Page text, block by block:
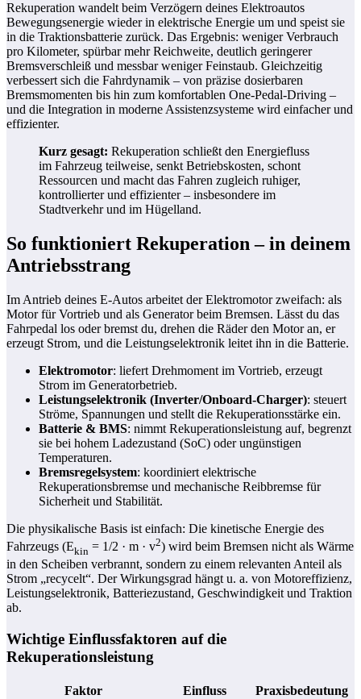
Rekuperation wandelt beim Verzögern deines Elektroautos
Bewegungsenergie wieder in elektrische Energie um und speist sie
in die Traktionsbatterie zurück. Das Ergebnis: weniger Verbrauch
pro Kilometer, spürbar mehr Reichweite, deutlich geringerer
Bremsverschleiß und messbar weniger Feinstaub. Gleichzeitig
verbessert sich die Fahrdynamik – von präzise dosierbaren
Bremsmomenten bis hin zum komfortablen One-Pedal-Driving –
und die Integration in moderne Assistenzsysteme wird einfacher und
effizienter.
Kurz gesagt: Rekuperation schließt den Energiefluss
im Fahrzeug teilweise, senkt Betriebskosten, schont
Ressourcen und macht das Fahren zugleich ruhiger,
kontrollierter und effizienter – insbesondere im
Stadtverkehr und im Hügelland.
So funktioniert Rekuperation – in deinem
Antriebsstrang
Im Antrieb deines E-Autos arbeitet der Elektromotor zweifach: als
Motor für Vortrieb und als Generator beim Bremsen. Lässt du das
Fahrpedal los oder bremst du, drehen die Räder den Motor an, er
erzeugt Strom, und die Leistungselektronik leitet ihn in die Batterie.
Elektromotor: liefert Drehmoment im Vortrieb, erzeugt
Strom im Generatorbetrieb.
Leistungselektronik (Inverter/Onboard-Charger): steuert
Ströme, Spannungen und stellt die Rekuperationsstärke ein.
Batterie & BMS: nimmt Rekuperationsleistung auf, begrenzt
sie bei hohem Ladezustand (SoC) oder ungünstigen
Temperaturen.
Bremsregelsystem: koordiniert elektrische
Rekuperationsbremse und mechanische Reibbremse für
Sicherheit und Stabilität.
Die physikalische Basis ist einfach: Die kinetische Energie des
Fahrzeugs (Ekin = 1/2 · m · v2) wird beim Bremsen nicht als Wärme
in den Scheiben verbrannt, sondern zu einem relevanten Anteil als
Strom „recycelt“. Der Wirkungsgrad hängt u. a. von Motoreffizienz,
Leistungselektronik, Batteriezustand, Geschwindigkeit und Traktion
ab.
Wichtige Einflussfaktoren auf die
Rekuperationsleistung
Faktor Einfluss Praxisbedeutung